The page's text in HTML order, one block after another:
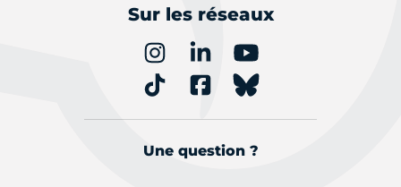
Sur les réseaux
Une question ?